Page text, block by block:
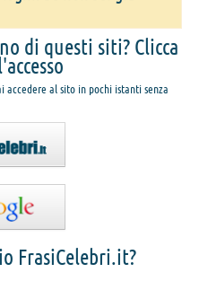
di questi siti? Clicca
accedere al sito in pochi istanti senza
FrasiCelebri.it?